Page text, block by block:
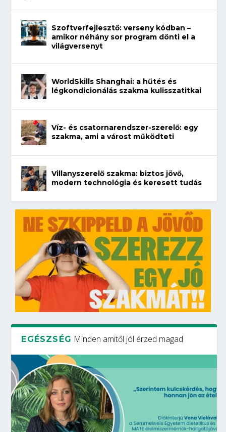
Szoftverfejlesztő: verseny kódban –
amikor néhány sor program dönti el a
világversenyt
WorldSkills Shanghai: a hűtés és
légkondicionálás szakma kulisszatitkai
Víz- és csatornarendszer-szerelő: egy
szakma, ami a várost működteti
Villanyszerelő szakma: biztos jövő,
modern technológia és keresett tudás
EGÉSZSÉG Minden amitől jól érzed magad